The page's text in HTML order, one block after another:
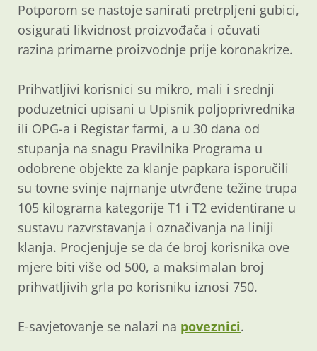
Potporom se nastoje sanirati pretrpljeni gubici,
osigurati likvidnost proizvođača i očuvati
razina primarne proizvodnje prije koronakrize.
Prihvatljivi korisnici su mikro, mali i srednji
poduzetnici upisani u Upisnik poljoprivrednika
ili OPG-a i Registar farmi, a u 30 dana od
stupanja na snagu Pravilnika Programa u
odobrene objekte za klanje papkara isporučili
su tovne svinje najmanje utvrđene težine trupa
105 kilograma kategorije T1 i T2 evidentirane u
sustavu razvrstavanja i označivanja na liniji
klanja. Procjenjuje se da će broj korisnika ove
mjere biti više od 500, a maksimalan broj
prihvatljivih grla po korisniku iznosi 750.
E-savjetovanje se nalazi na poveznici.